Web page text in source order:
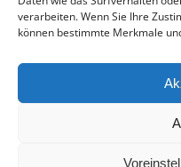
verarbeiten. Wenn Sie Ihre
können bestimmte Merkmale